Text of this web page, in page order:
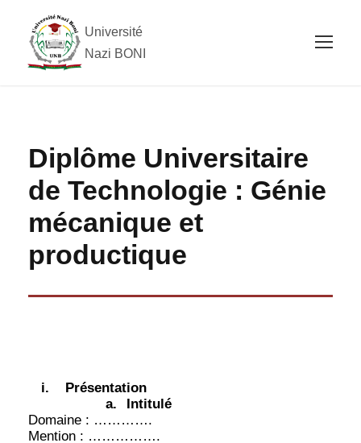
Université
Nazi BONI
Diplôme Universitaire
de Technologie : Génie
mécanique et
productique
i.
Présentation
a.
Intitulé
Domaine : ………….
Mention : …………….